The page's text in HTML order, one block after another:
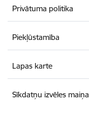
Privātuma politika
Piekļūstamība
Lapas karte
Sīkdatņu izvēles maiņa